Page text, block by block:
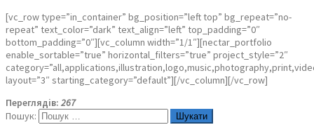
[vc_row type=”in_container” bg_position=”left top” bg_repeat=”no-
repeat” text_color=”dark” text_align=”left” top_padding=”0″
bottom_padding=”0″][vc_column width=”1/1″][nectar_portfolio
enable_sortable=”true” horizontal_filters=”true” project_style=”2″
layout=”3″ starting_category=”default”][/vc_column][/vc_row]
Переглядів: 267
Пошук: